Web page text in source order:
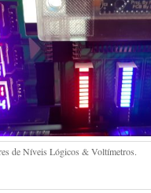
de Níveis Lógicos & Voltímetros.